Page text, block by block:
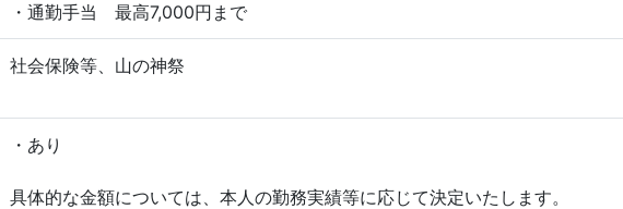
・通勤手当 最高7,000円まで
社会保険等、山の神祭
・あり
具体的な金額については、本人の勤務実績等に応じて決定いたします。